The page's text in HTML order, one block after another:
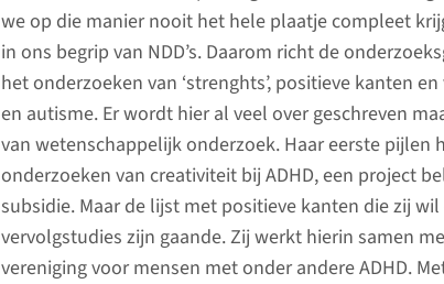
we op die manier nooit het hele plaatje compleet
in ons begrip van NDD’s. Daarom richt de
het onderzoeken van ‘strenghts’, positieve kanten
en autisme. Er wordt hier al veel over geschreven
van wetenschappelijk onderzoek. Haar eerste pijlen
onderzoeken van creativiteit bij ADHD, een project
subsidie. Maar de lijst met positieve kanten die zij
vervolgstudies zijn gaande. Zij werkt hierin samen
vereniging voor mensen met onder andere ADHD.